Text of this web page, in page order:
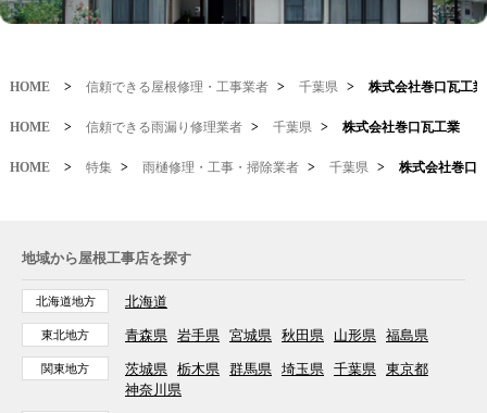
HOME > 信頼できる屋根修理・工事業者 > 千葉県 > 株式会社巻口瓦工業
HOME > 信頼できる雨漏り修理業者 > 千葉県 > 株式会社巻口瓦工業
HOME > 特集 > 雨樋修理・工事・掃除業者 > 千葉県 > 株式会社巻口
地域から屋根工事店を探す
北海道地方 北海道
東北地方 青森県 岩手県 宮城県 秋田県 山形県 福島県
関東地方 茨城県 栃木県 群馬県 埼玉県 千葉県 東京都
神奈川県